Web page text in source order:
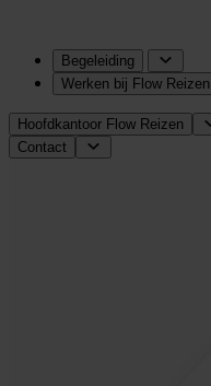
Begeleiding
Werken bij Flow Reizen
Hoofdkantoor Flow Reizen
Contact